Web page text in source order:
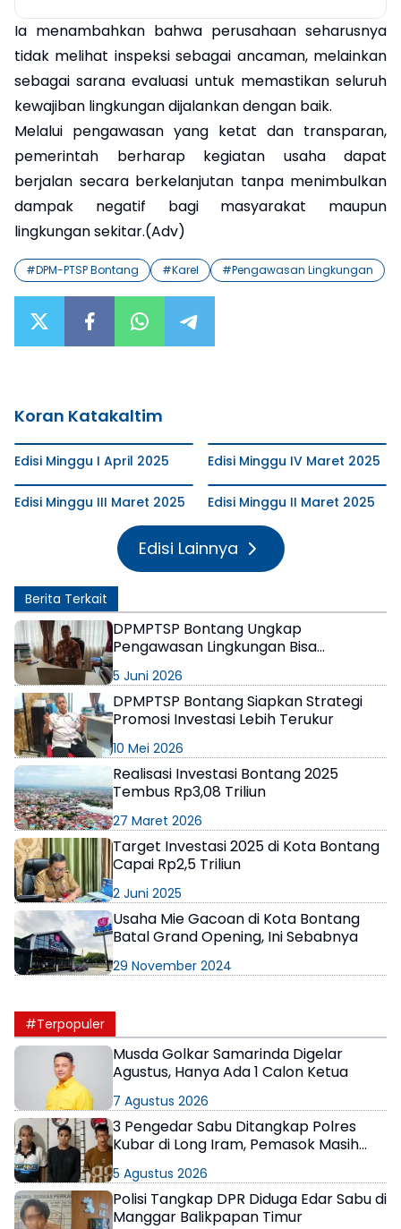
Ia menambahkan bahwa perusahaan seharusnya
tidak melihat inspeksi sebagai ancaman, melainkan
sebagai sarana evaluasi untuk memastikan seluruh
kewajiban lingkungan dijalankan dengan baik.
Melalui pengawasan yang ketat dan transparan,
pemerintah berharap kegiatan usaha dapat
berjalan secara berkelanjutan tanpa menimbulkan
dampak negatif bagi masyarakat maupun
lingkungan sekitar.(Adv)
#DPM-PTSP Bontang #Karel #Pengawasan Lingkungan
Koran Katakaltim
Edisi Minggu I April 2025 Edisi Minggu IV Maret 2025
Edisi Minggu III Maret 2025 Edisi Minggu II Maret 2025
Edisi Lainnya
Berita Terkait
DPMPTSP Bontang Ungkap
Pengawasan Lingkungan Bisa
5 Juni 2026
DPMPTSP Bontang Siapkan Strategi
Promosi Investasi Lebih Terukur
10 Mei 2026
Realisasi Investasi Bontang 2025
Tembus Rp3,08 Triliun
27 Maret 2026
Target Investasi 2025 di Kota Bontang
Capai Rp2,5 Triliun
2 Juni 2025
Usaha Mie Gacoan di Kota Bontang
Batal Grand Opening, Ini Sebabnya
29 November 2024
#Terpopuler
Musda Golkar Samarinda Digelar
Agustus, Hanya Ada 1 Calon Ketua
7 Agustus 2026
3 Pengedar Sabu Ditangkap Polres
Kubar di Long Iram, Pemasok Masih
5 Agustus 2026
Polisi Tangkap DPR Diduga Edar Sabu di
Manggar Balikpapan Timur